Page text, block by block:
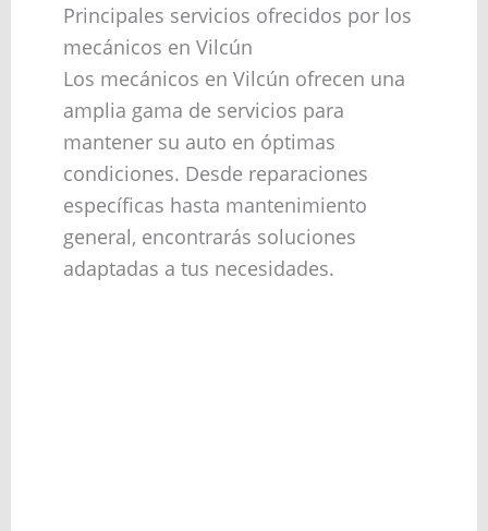
Principales servicios ofrecidos por los
mecánicos en Vilcún
Los mecánicos en Vilcún ofrecen una
amplia gama de servicios para
mantener su auto en óptimas
condiciones. Desde reparaciones
específicas hasta mantenimiento
general, encontrarás soluciones
adaptadas a tus necesidades.